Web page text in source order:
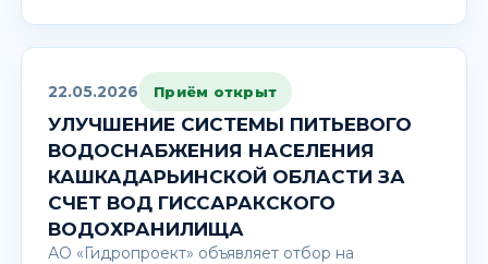
22.05.2026 Приём открыт
УЛУЧШЕНИЕ СИСТЕМЫ ПИТЬЕВОГО
ВОДОСНАБЖЕНИЯ НАСЕЛЕНИЯ
КАШКАДАРЬИНСКОЙ ОБЛАСТИ ЗА
СЧЕТ ВОД ГИССАРАКСКОГО
ВОДОХРАНИЛИЩА
АО «Гидропроект» объявляет отбор на